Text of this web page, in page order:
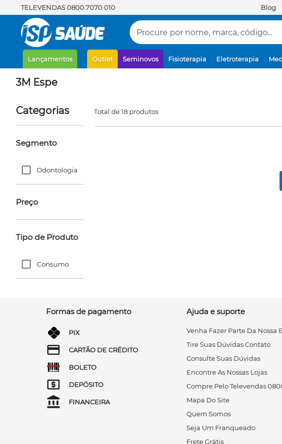
TELEVENDAS 0800 7070 010 Blog
Procure por nome, marca, código...
Lançamentos Outlet Seminovos Fisioterapia Eletroterapia
3M Espe
Categorias
Segmento
Odontologia
Preço
Tipo de Produto
Consumo
Total de 18 produtos
Formas de pagamento
PIX
CARTÃO DE CRÉDITO
BOLETO
DEPÓSITO
FINANCEIRA
Ajuda e suporte
Venha Fazer Parte Da Nossa
Tire Suas Dúvidas Contato
Consulte Suas Dúvidas
Encontre As Nossas Lojas
Compre Pelo Televendas
Mapa Do Site
Quem Somos
Seja Um Franqueado
Frete Grátis